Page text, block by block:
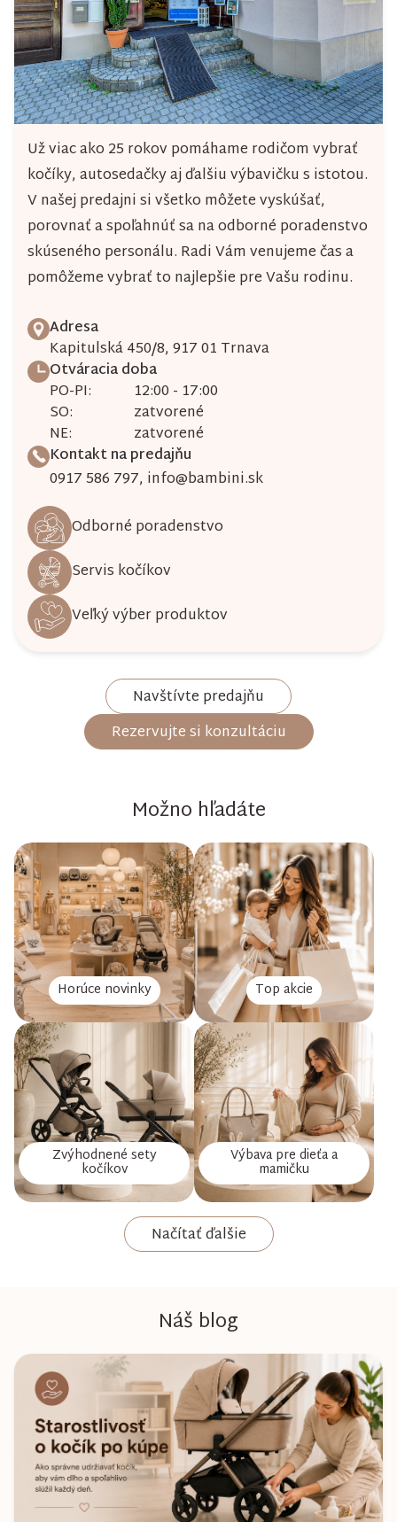
p
r
v
k
y
v
ý
p
i
s
Už viac ako 25 rokov pomáhame rodičom vybrať
kočíky, autosedačky aj ďalšiu výbavičku s istotou.
V našej predajni si všetko môžete vyskúšať,
porovnať a spoľahnúť sa na odborné poradenstvo
skúseného personálu. Radi Vám venujeme čas a
pomôžeme vybrať to najlepšie pre Vašu rodinu.
Adresa
Kapitulská 450/8, 917 01 Trnava
Otváracia doba
PO-PI:
12:00 - 17:00
SO:
zatvorené
NE:
zatvorené
Kontakt na predajňu
0917 586 797, info@bambini.sk
Odborné poradenstvo
Servis kočíkov
Veľký výber produktov
Navštívte predajňu
Rezervujte si konzultáciu
Možno hľadáte
Horúce novinky Top akcie
Zvýhodnené sety
kočíkov
Výbava pre dieťa a
mamičku
Načítať ďalšie
Náš blog